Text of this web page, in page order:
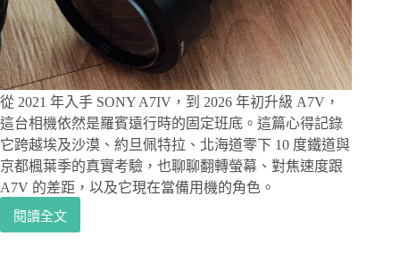
從 2021 年入手 SONY A7IV，到 2026 年初升級 A7V，
這台相機依然是羅賓遠行時的固定班底。這篇心得記錄
它跨越埃及沙漠、約旦佩特拉、北海道零下 10 度鐵道與
京都楓葉季的真實考驗，也聊聊翻轉螢幕、對焦速度跟
A7V 的差距，以及它現在當備用機的角色。
閱讀全文
Sony